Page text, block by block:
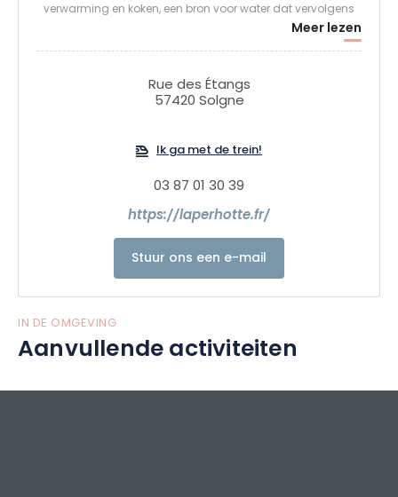
verwarming en koken, een bron voor water dat vervolgens
met UV wordt behandeld. Volledig ingerichte keuken, Corian
badkamer, hoge kwaliteit beddengoed... Maar bovenal een
hun recht komen. Wij telen groenten, fruit en aromatische
planten om de keukens van ons Restaurant À la 12 te
Meer lezen
Rue des Étangs
57420 Solgne
Ik ga met de trein!
03 87 01 30 39
https://laperhotte.fr/
Stuur ons een e-mail
IN DE OMGEVING
Aanvullende activiteiten